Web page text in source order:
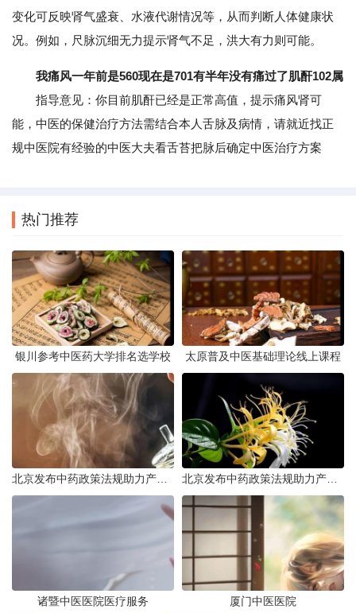
变化可反映肾气盛衰、水液代谢情况等，从而判断人体健康状
况。例如，尺脉沉细无力提示肾气不足，洪大有力则可能。
我痛风一年前是560现在是701有半年没有痛过了肌酐102属
指导意见：你目前肌酐已经是正常高值，提示痛风肾可
能，中医的保健治疗方法需结合本人舌脉及病情，请就近找正
规中医院有经验的中医大夫看舌苔把脉后确定中医治疗方案
热门推荐
银川参考中医药大学排名选学校 太原普及中医基础理论线上课程
诸暨中医医院医疗服务 厦门中医医院